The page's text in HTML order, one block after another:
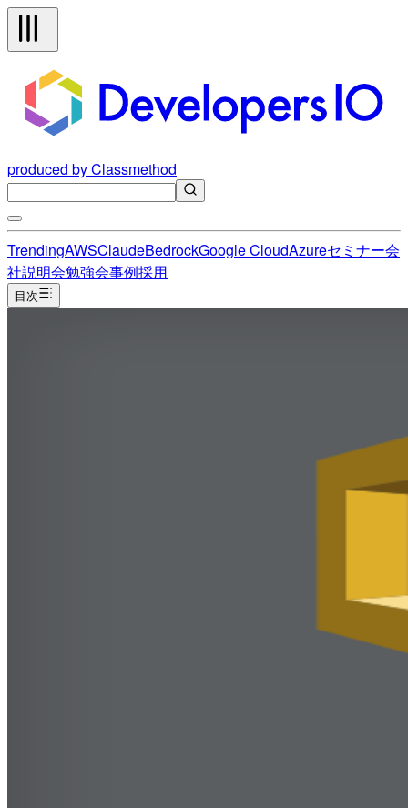
produced by Classmethod
TrendingAWSClaudeBedrockGoogle CloudAzureセミナー会
社説明会勉強会事例採用
目次